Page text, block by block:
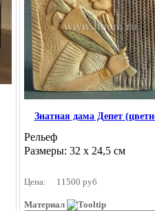
Знатная дама Депет
Рельеф
Размеры: 32 x 24,5 см
Цена: 11500 руб
Материал